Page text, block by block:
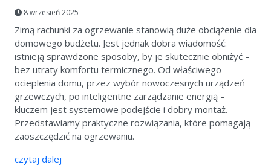
8 wrzesień 2025
Zimą rachunki za ogrzewanie stanowią duże obciążenie dla
domowego budżetu. Jest jednak dobra wiadomość:
istnieją sprawdzone sposoby, by je skutecznie obniżyć –
bez utraty komfortu termicznego. Od właściwego
ocieplenia domu, przez wybór nowoczesnych urządzeń
grzewczych, po inteligentne zarządzanie energią –
kluczem jest systemowe podejście i dobry montaż.
Przedstawiamy praktyczne rozwiązania, które pomagają
zaoszczędzić na ogrzewaniu.
czytaj dalej